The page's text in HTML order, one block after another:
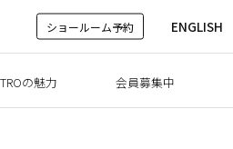
ショールーム予約 ENGLISH
の魅力 会員募集中